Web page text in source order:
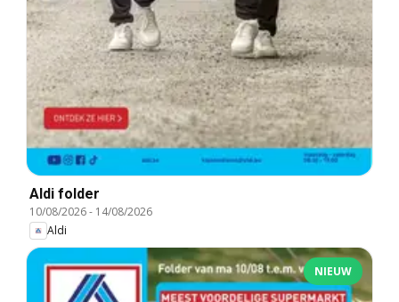
Aldi folder
10/08/2026- 14/08/2026
Aldi
NIEUW